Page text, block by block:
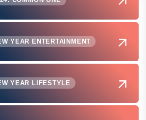
YEAR ENTERTAINMENT
YEAR LIFESTYLE